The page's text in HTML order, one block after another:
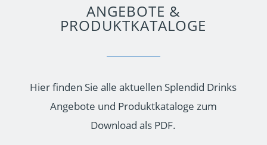
ANGEBOTE &
PRODUKTKATALOGE
Hier finden Sie alle aktuellen Splendid Drinks
Angebote und Produktkataloge zum
Download als PDF.